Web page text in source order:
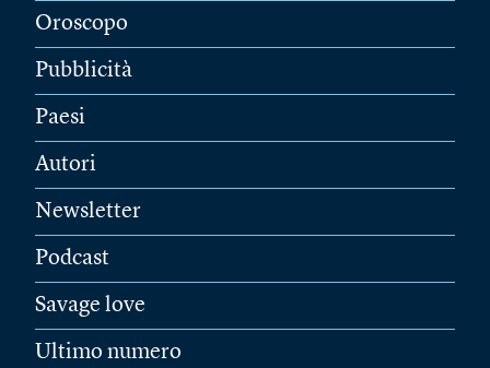
Oroscopo
Pubblicità
Paesi
Autori
Newsletter
Podcast
Savage love
Ultimo numero